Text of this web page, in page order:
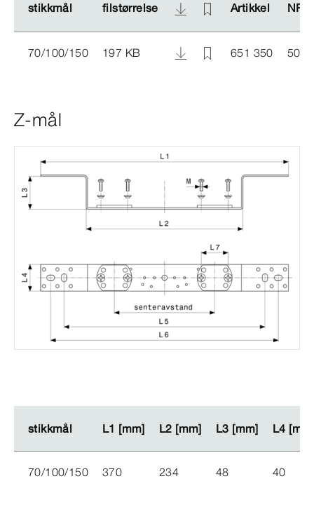
stikkmål filstørrelse Artikkel NRF
stikkmål filstørrelse Artikkel NRF
70/100/150 197 KB 651 350
Z-mål
stikkmål L1 [mm] L2 [mm] L3 [mm] L4
stikkmål L1 [mm] L2 [mm] L3 [mm] L4
70/100/150 370 234 48 40